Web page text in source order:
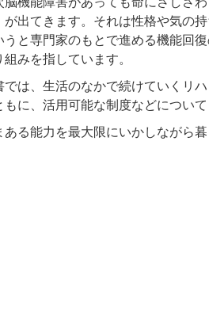
が出てきます。それは性格や気の
うと専門家のもとで進める機能回
組みを指しています。
では、生活のなかで続けていくリ
もに、活用可能な制度などについて
ある能力を最大限にいかしながら